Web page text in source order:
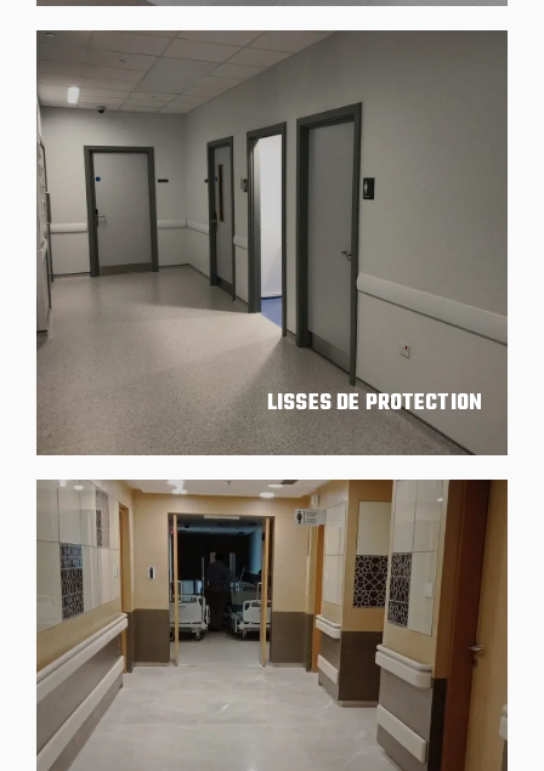
LISSES DE PROTECTION